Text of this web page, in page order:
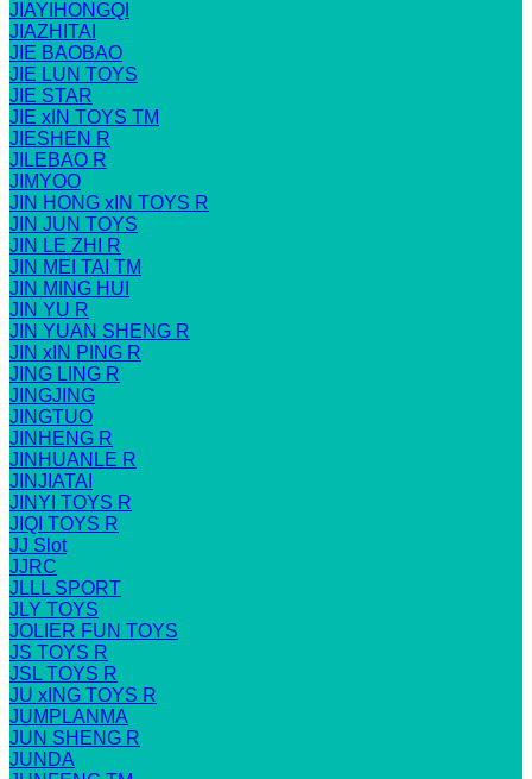
JIAYIHONGQI
JIAZHITAI
JIE BAOBAO
JIE LUN TOYS
JIE STAR
JIE xIN TOYS TM
JIESHEN R
JILEBAO R
JIMYOO
JIN HONG xIN TOYS R
JIN JUN TOYS
JIN LE ZHI R
JIN MEI TAI TM
JIN MING HUI
JIN YU R
JIN YUAN SHENG R
JIN xIN PING R
JING LING R
JINGJING
JINGTUO
JINHENG R
JINHUANLE R
JINJIATAI
JINYI TOYS R
JIQI TOYS R
JJ Slot
JJRC
JLLL SPORT
JLY TOYS
JOLIER FUN TOYS
JS TOYS R
JSL TOYS R
JU xING TOYS R
JUMPLANMA
JUN SHENG R
JUNDA